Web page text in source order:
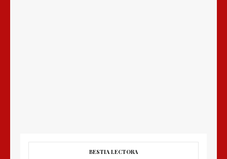
BESTIA LECTORA